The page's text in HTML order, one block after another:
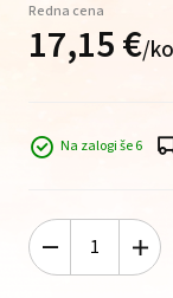
Redna cena
17,15€/
Na zalogi še 6